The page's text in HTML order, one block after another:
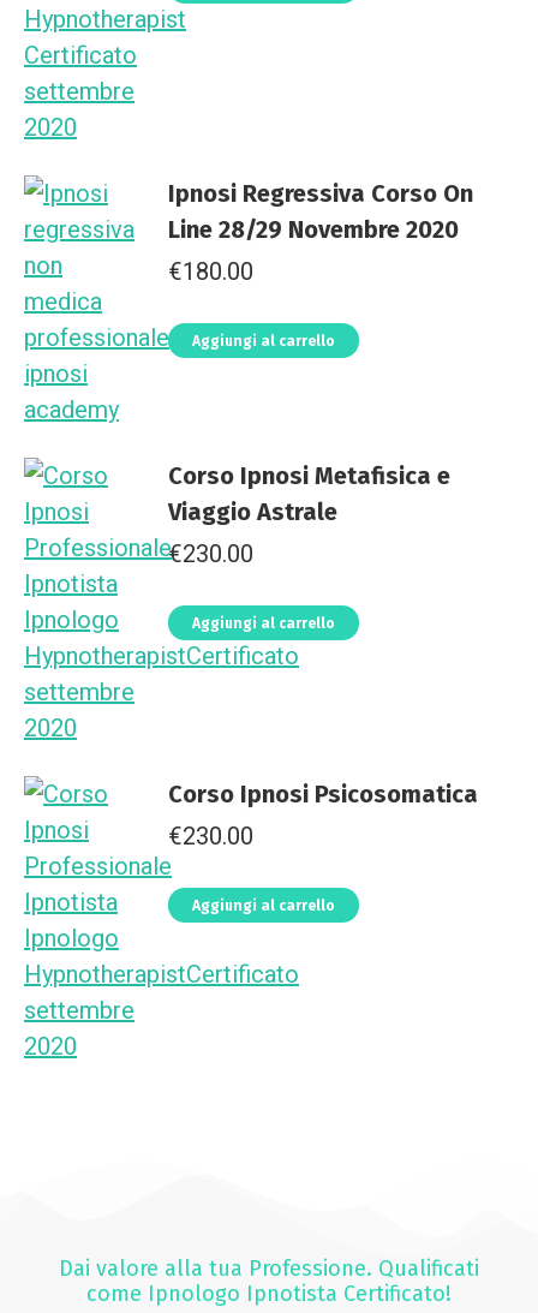
Ipnosi Regressiva Corso On
Line 28/29 Novembre 2020
€180.00
Aggiungi al carrello
Corso Ipnosi Metafisica e
Viaggio Astrale
€230.00
Aggiungi al carrello
Corso Ipnosi Psicosomatica
€230.00
Aggiungi al carrello
Dai valore alla tua Professione. Qualificati
come Ipnologo Ipnotista Certificato!